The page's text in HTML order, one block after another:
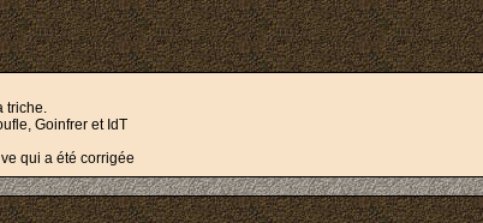
triche.
Goinfrer et IdT
qui a été corrigée